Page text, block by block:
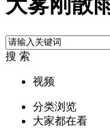
大雾刚散
搜 索
视频
分类浏览
大家都在看